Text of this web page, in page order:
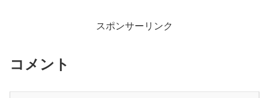
のに、全然弾けてない。ジャズマ
ン（名前は違う）という中国...
スポンサーリンク
コメント